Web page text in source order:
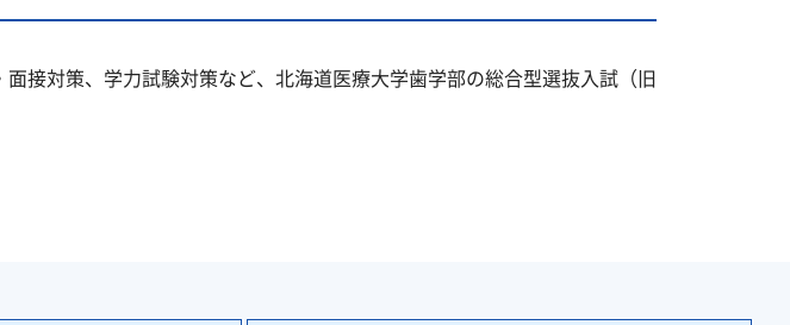
接対策、学力試験対策など、北海道医療大学歯学部の総合型選抜入試（旧